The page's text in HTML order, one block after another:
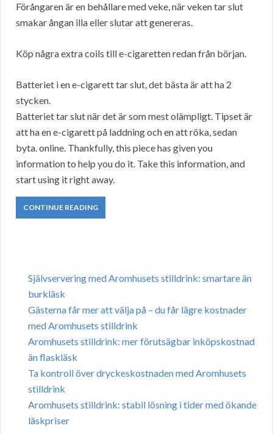
Förångaren är en behållare med veke, när veken tar slut
smakar ångan illa eller slutar att genereras.
Köp några extra coils till e-cigaretten redan från början.
Batteriet i en e-cigarett tar slut, det bästa är att ha 2
stycken.
Batteriet tar slut när det är som mest olämpligt. Tipset är
att ha en e-cigarett på laddning och en att röka, sedan
byta. online. Thankfully, this piece has given you
information to help you do it. Take this information, and
start using it right away.
CONTINUE READING
Självservering med Aromhusets stilldrink: smartare än
burkläsk
Gästerna får mer att välja på – du får lägre kostnader
med Aromhusets stilldrink
Aromhusets stilldrink: mer förutsägbar inköpskostnad
än flaskläsk
Ta kontroll över dryckeskostnaden med Aromhusets
stilldrink
Aromhusets stilldrink: stabil lösning i tider med ökande
läskpriser